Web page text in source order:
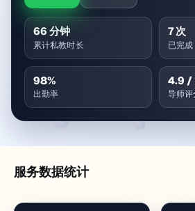
66 分钟
累计私教时长
7次
已完成
98%
出勤率
4.9 /
导师评
服务数据统计